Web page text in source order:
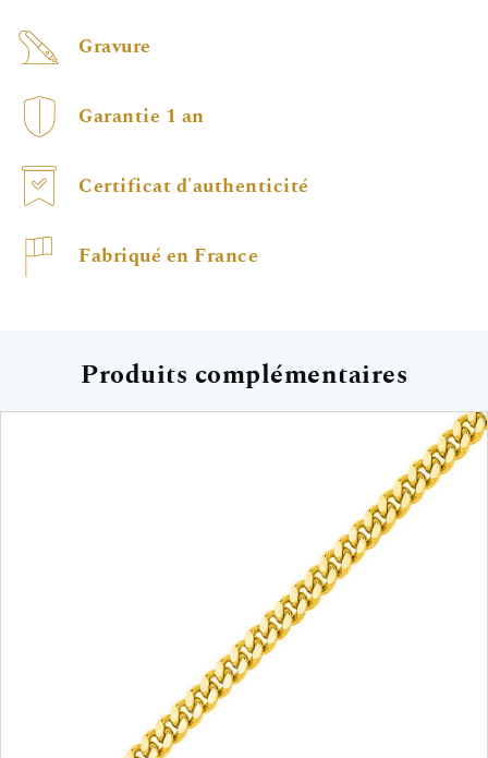
Gravure
Garantie 1 an
Certificat d'authenticité
Fabriqué en France
Produits complémentaires